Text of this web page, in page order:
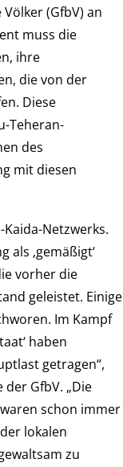
(GfbV) an
muss die
ihre
die von der
Diese
Teheran-
des
mit diesen
Kaida-Netzwerks.
als ‚gemäßigt‘
vorher die
geleistet. Einige
Im Kampf
haben
getragen“,
GfbV. „Die
schon immer
lokalen
zu